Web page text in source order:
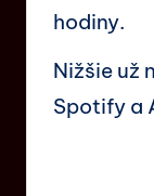
hodiny.
Nižšie už
Spotify a